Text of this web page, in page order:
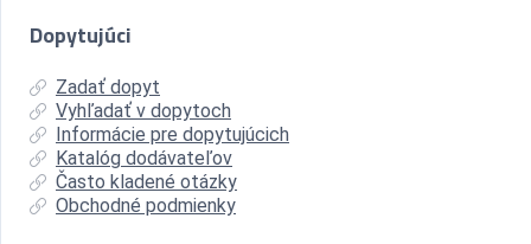
Dopytujúci
Zadať dopyt
Vyhľadať v dopytoch
Informácie pre dopytujúcich
Katalóg dodávateľov
Často kladené otázky
Obchodné podmienky